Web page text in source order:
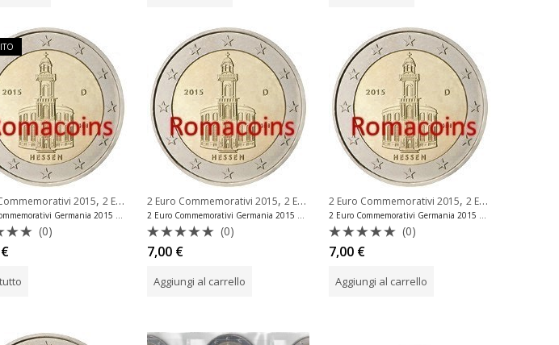
2015, 2 Euro Commemorativi Germania
2 Euro Commemorativi Germania 2015 Hessen Zecca A
(0)
€
2 Euro Commemorativi 2015, 2 Euro Commemorativi Germania
2 Euro Commemorativi Germania 2015 Hessen Zecca D
Valutato
0
5
(0)
7,00 €
Aggiungi al carrello
2 Euro Commemorativi 2015, 2 Euro Commemorativi Germania
2 Euro Commemorativi Germania 2015 Hessen Zecca F
Valutato
0
5
(0)
7,00 €
Aggiungi al carrello